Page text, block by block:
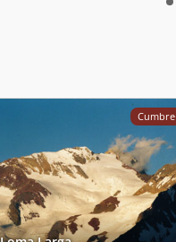
Cumbre